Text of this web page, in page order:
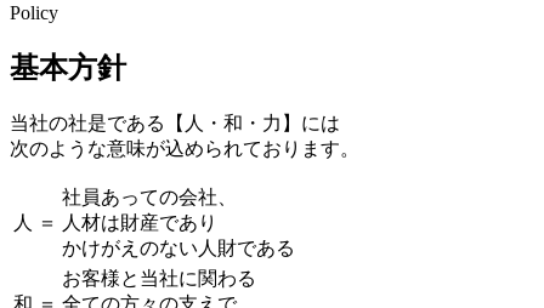
Policy
基本方針
当社の社是である【人・和・力】には
次のような意味が込められております。
人 ＝
社員あっての会社、
人材は財産であり
かけがえのない人財である
和 ＝
お客様と当社に関わる
全ての方々の支えで